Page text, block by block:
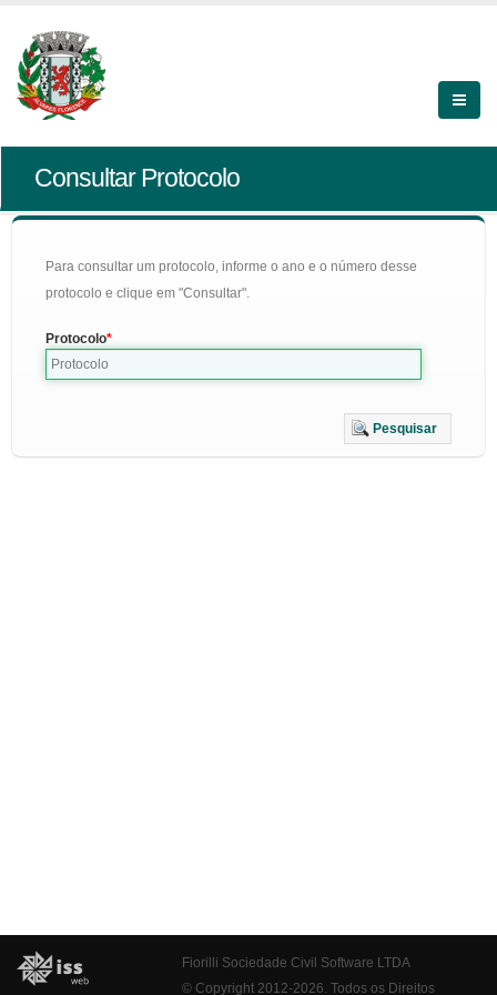
Consultar Protocolo
Para consultar um protocolo, informe o ano e o número desse
protocolo e clique em "Consultar".
Protocolo
Pesquisar
Fiorilli Sociedade Civil Software LTDA
© Copyright 2012-2026. Todos os Direitos